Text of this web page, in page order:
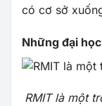
có cơ sở
Những đại
RMIT là một